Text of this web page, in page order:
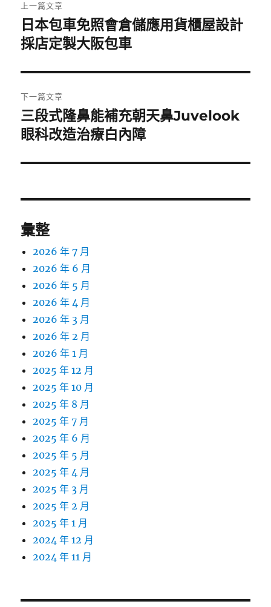
章
導
覽
上一篇文章
上
一
文
章:
日本包車免照會倉儲應用貨櫃屋設計
採店定製大阪包車
下一篇文章
下
一
文
三段式隆鼻能補充朝天鼻Juvelook
眼科改造治療白內障
彙整
2026 年 7 月
2026 年 6 月
2026 年 5 月
2026 年 4 月
2026 年 3 月
2026 年 2 月
2026 年 1 月
2025 年 12 月
2025 年 10 月
2025 年 8 月
2025 年 7 月
2025 年 6 月
2025 年 5 月
2025 年 4 月
2025 年 3 月
2025 年 2 月
2025 年 1 月
2024 年 12 月
2024 年 11 月